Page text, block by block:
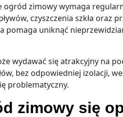
ogród zimowy wymaga
czyszczenia szkła oraz
pomaga uniknąć
wydawać się atrakcyjny na
bez odpowiedniej izolacji,
problematyczny.
zimowy się